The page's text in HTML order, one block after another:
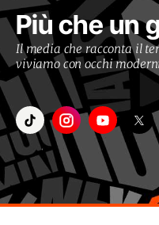
Più che un
Il media che racconta il
viviamo con occhi